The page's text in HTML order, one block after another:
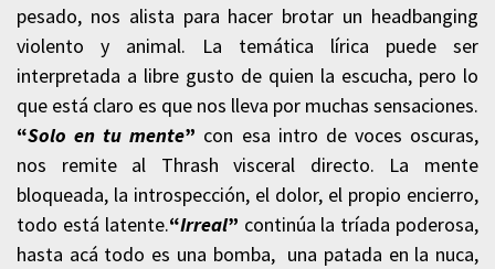
pesado, nos alista para hacer brotar un headbanging
violento y animal. La temática lírica puede ser
interpretada a libre gusto de quien la escucha, pero lo
que está claro es que nos lleva por muchas sensaciones.
“Solo en tu mente” con esa intro de voces oscuras,
nos remite al Thrash visceral directo. La mente
bloqueada, la introspección, el dolor, el propio encierro,
todo está latente.“Irreal” continúa la tríada poderosa,
hasta acá todo es una bomba, una patada en la nuca,